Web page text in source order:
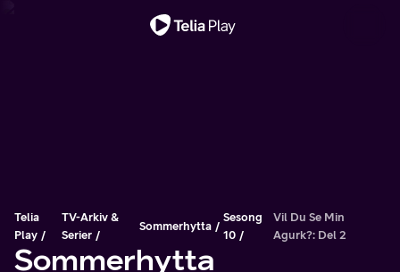
Telia
Play
TV-Arkiv &
Serier
Sommerhytta
Sesong
10
Vil Du Se Min
Agurk?: Del 2
Sommerhytta